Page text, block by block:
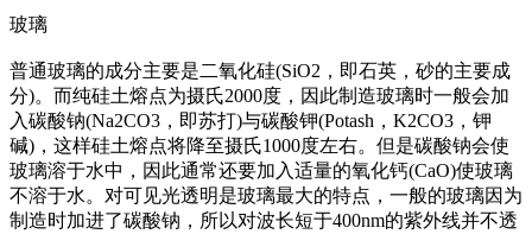
玻璃
普通玻璃的成分主要是二氧化硅(SiO2，即石英，砂的主要成
分)。而纯硅土熔点为摄氏2000度，因此制造玻璃时一般会加
入碳酸钠(Na2CO3，即苏打)与碳酸钾(Potash，K2CO3，钾
碱)，这样硅土熔点将降至摄氏1000度左右。但是碳酸钠会使
玻璃溶于水中，因此通常还要加入适量的氧化钙(CaO)使玻璃
不溶于水。对可见光透明是玻璃最大的特点，一般的玻璃因为
制造时加进了碳酸钠，所以对波长短于400nm的紫外线并不透